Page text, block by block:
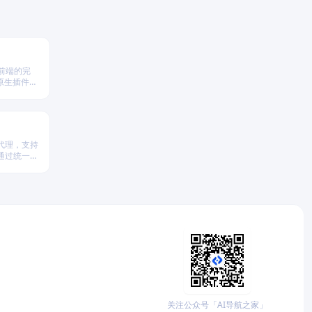
端的完
生插件扩
理，支持
过统一
关注公众号「AI导航之家」